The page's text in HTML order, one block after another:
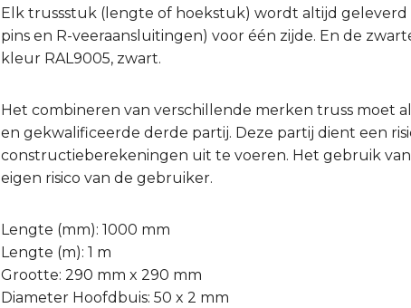
Elk trussstuk (lengte of hoekstuk) wordt altijd
pins en R-veeraansluitingen) voor één zijde. En de
kleur RAL9005, zwart.
Het combineren van verschillende merken truss moet
en gekwalificeerde derde partij. Deze partij dient een
constructieberekeningen uit te voeren. Het gebruik
eigen risico van de gebruiker.
Lengte (mm): 1000 mm
Lengte (m): 1 m
Grootte: 290 mm x 290 mm
Diameter Hoofdbuis: 50 x 2 mm